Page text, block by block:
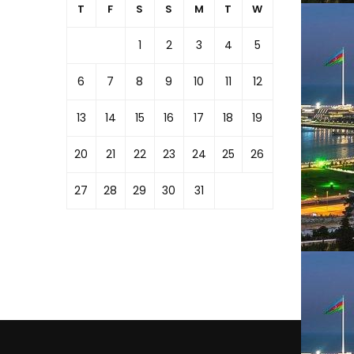
T F S S M T W
1 2 3 4 5
6 7 8 9 10 11 12
13 14 15 16 17 18 19
20 21 22 23 24 25 26
27 28 29 30 31